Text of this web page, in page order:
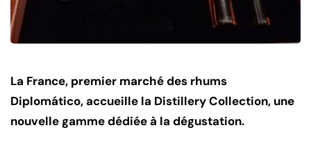
La France, premier marché des rhums
Diplomático, accueille la Distillery Collection, une
nouvelle gamme dédiée à la dégustation.